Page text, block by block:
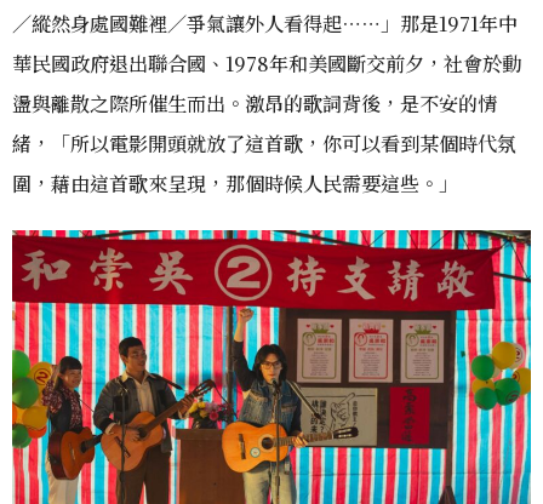
／縱然身處國難裡／爭氣讓外人看得起⋯⋯」那是1971年中
華民國政府退出聯合國、1978年和美國斷交前夕，社會於動
盪與離散之際所催生而出。激昂的歌詞背後，是不安的情
緒，「所以電影開頭就放了這首歌，你可以看到某個時代氛
圍，藉由這首歌來呈現，那個時候人民需要這些。」